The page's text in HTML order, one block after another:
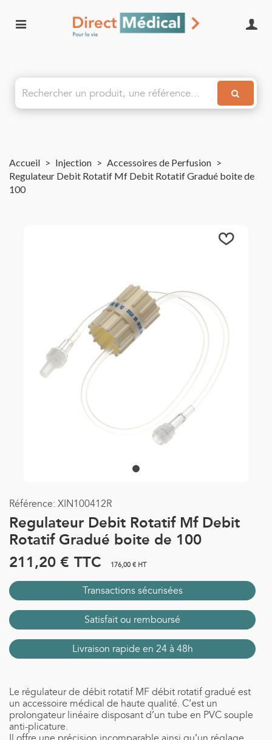
Accueil > Injection > Accessoires de Perfusion >
Regulateur Debit Rotatif Mf Debit Rotatif Gradué boite de
100
Référence: XIN100412R
Regulateur Debit Rotatif Mf Debit
Rotatif Gradué boite de 100
211,20 € TTC 176,00 € HT
Transactions sécurisées
Satisfait ou remboursé
Livraison rapide en 24 à 48h
Le régulateur de débit rotatif MF débit rotatif gradué est
un accessoire médical de haute qualité. C’est un
prolongateur linéaire disposant d’un tube en PVC souple
anti-plicature.